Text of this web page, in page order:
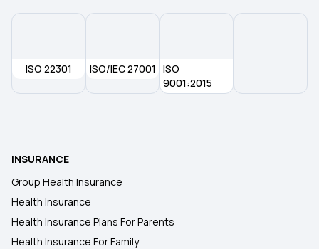
ISO 22301 ISO/IEC 27001
ISO
9001:2015
INSURANCE
Group Health Insurance
Health Insurance
Health Insurance Plans For Parents
Health Insurance For Family